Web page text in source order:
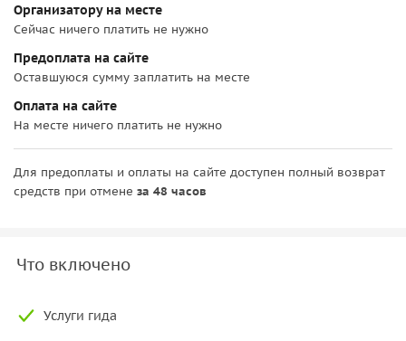
Организатору на месте
Сейчас ничего платить не нужно
Предоплата на сайте
Оставшуюся сумму заплатить на месте
Оплата на сайте
На месте ничего платить не нужно
Для предоплаты и оплаты на сайте доступен полный возврат
средств при отмене за 48 часов
Что включено
Услуги гида